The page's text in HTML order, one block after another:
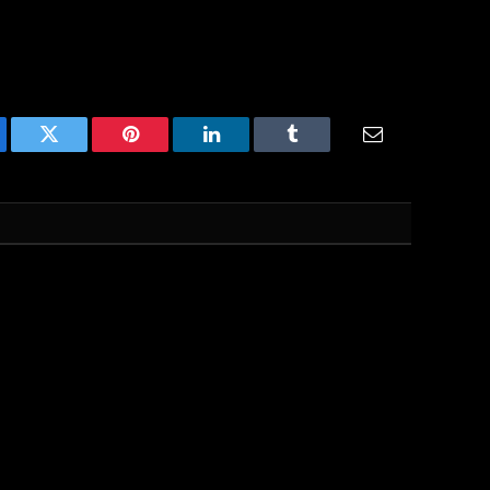
Twitter Pinterest LinkedIn Tumblr